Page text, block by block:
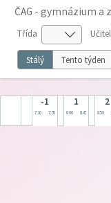
ČAG - gymnázium a
Třída Učitel
Stálý Tento týden
-1
7:10 7:55
1
8:00 8:45
2
8:50